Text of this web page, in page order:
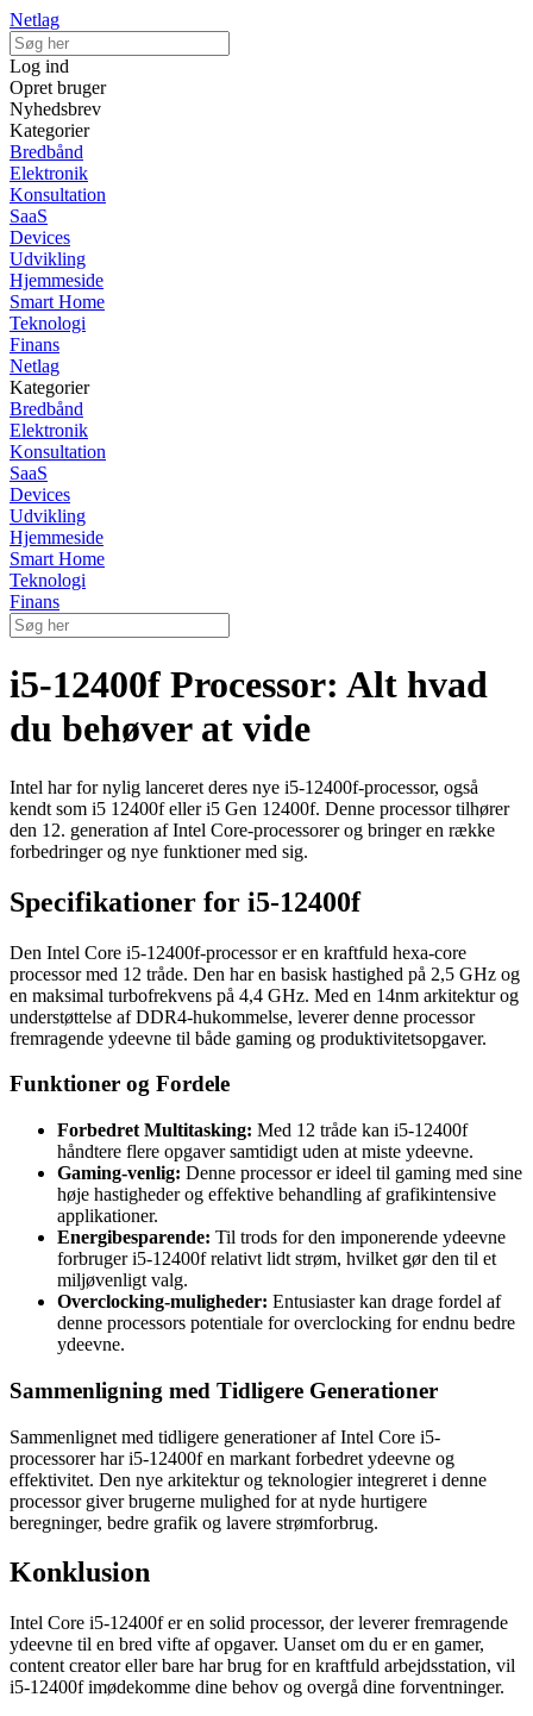
Netlag
Log ind
Opret bruger
Nyhedsbrev
Kategorier
Bredbånd
Elektronik
Konsultation
SaaS
Devices
Udvikling
Hjemmeside
Smart Home
Teknologi
Finans
Netlag
Kategorier
Bredbånd
Elektronik
Konsultation
SaaS
Devices
Udvikling
Hjemmeside
Smart Home
Teknologi
Finans
i5-12400f Processor: Alt hvad
du behøver at vide
Intel har for nylig lanceret deres nye i5-12400f-processor, også
kendt som i5 12400f eller i5 Gen 12400f. Denne processor tilhører
den 12. generation af Intel Core-processorer og bringer en række
forbedringer og nye funktioner med sig.
Specifikationer for i5-12400f
Den Intel Core i5-12400f-processor er en kraftfuld hexa-core
processor med 12 tråde. Den har en basisk hastighed på 2,5 GHz og
en maksimal turbofrekvens på 4,4 GHz. Med en 14nm arkitektur og
understøttelse af DDR4-hukommelse, leverer denne processor
fremragende ydeevne til både gaming og produktivitetsopgaver.
Funktioner og Fordele
Forbedret Multitasking: Med 12 tråde kan i5-12400f
håndtere flere opgaver samtidigt uden at miste ydeevne.
Gaming-venlig: Denne processor er ideel til gaming med sine
høje hastigheder og effektive behandling af grafikintensive
applikationer.
Energibesparende: Til trods for den imponerende ydeevne
forbruger i5-12400f relativt lidt strøm, hvilket gør den til et
miljøvenligt valg.
Overclocking-muligheder: Entusiaster kan drage fordel af
denne processors potentiale for overclocking for endnu bedre
ydeevne.
Sammenligning med Tidligere Generationer
Sammenlignet med tidligere generationer af Intel Core i5-
processorer har i5-12400f en markant forbedret ydeevne og
effektivitet. Den nye arkitektur og teknologier integreret i denne
processor giver brugerne mulighed for at nyde hurtigere
beregninger, bedre grafik og lavere strømforbrug.
Konklusion
Intel Core i5-12400f er en solid processor, der leverer fremragende
ydeevne til en bred vifte af opgaver. Uanset om du er en gamer,
content creator eller bare har brug for en kraftfuld arbejdsstation, vil
i5-12400f imødekomme dine behov og overgå dine forventninger.